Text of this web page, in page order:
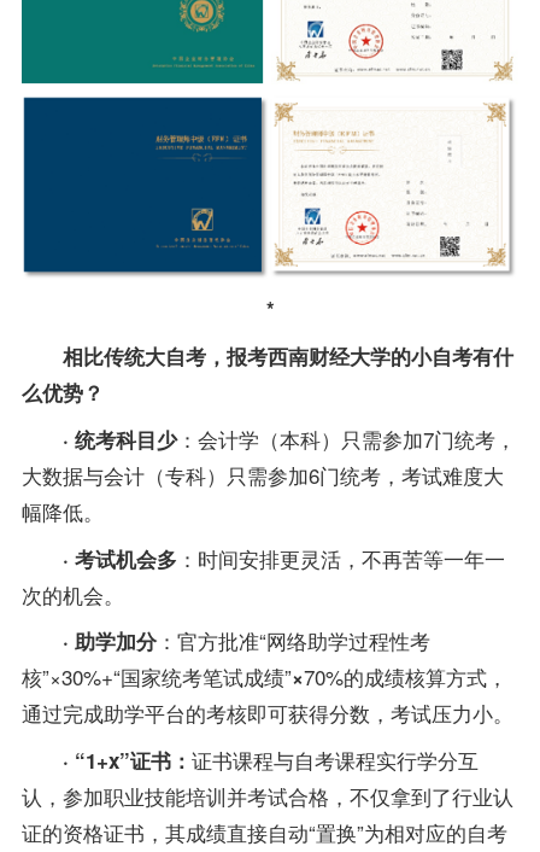
*
相比传统大自考，报考西南财经大学的小自考有什
么优势？
· 统考科目少：会计学（本科）只需参加7门统考，
大数据与会计（专科）只需参加6门统考，考试难度大
幅降低。
· 考试机会多 ：时间安排更灵活，不再苦等一年一
次的机会。
· 助学加分：官方批准“网络助学过程性考
核”×30%+“国家统考笔试成绩”×70%的成绩核算方式，
通过完成助学平台的考核即可获得分数，考试压力小。
· “1+x”证书： 证书课程与自考课程实行学分互
认，参加职业技能培训并考试合格，不仅拿到了行业认
证的资格证书，其成绩直接自动“置换”为相对应的自考